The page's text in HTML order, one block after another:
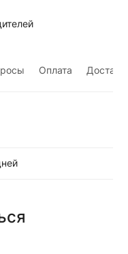
Оплата